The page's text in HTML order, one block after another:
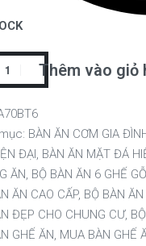
Thêm vào giỏ
BÀN ĂN CƠM GIA
ĐẠI, BÀN ĂN MẶT ĐÁ
ĂN, BỘ BÀN ĂN 6 GHẾ
ĂN CAO CẤP, BỘ BÀN
ĐẸP CHO CHUNG CƯ,
GHẾ ĂN, MUA BÀN GHẾ